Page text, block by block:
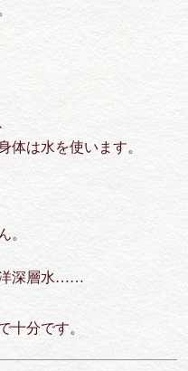
体は水を使います。
。
洋深層水……
十分です。